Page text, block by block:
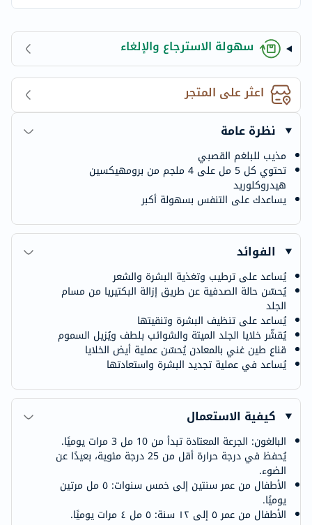
سهولة الاسترجاع والإلغاء
اعثر على المتجر
نظرة عامة
مذيب للبلغم القصبي
تحتوي كل 5 ​​مل على 4 ملجم من برومهيكسين
هيدروكلوريد
يساعدك على التنفس بسهولة أكبر
الفوائد
يُساعد على ترطيب وتغذية البشرة والشعر
يُحسّن حالة الصدفية عن طريق إزالة البكتيريا من مسام
الجلد
يُساعد على تنظيف البشرة وتنقيتها
يُقشّر خلايا الجلد الميتة والشوائب بلطف ويُزيل السموم
قناع طين غني بالمعادن يُحسّن عملية أيض الخلايا
يُساعد في عملية تجديد البشرة واستعادتها
كيفية الاستعمال
البالغون: الجرعة المعتادة تبدأ من 10 مل 3 مرات يوميًا.
يُحفظ في درجة حرارة أقل من 25 درجة مئوية، بعيدًا عن
الضوء.
الأطفال من عمر سنتين إلى خمس سنوات: ٥ مل مرتين
يوميًا.
الأطفال من عمر ٥ إلى ١٢ سنة: ٥ مل ٤ مرات يوميًا.